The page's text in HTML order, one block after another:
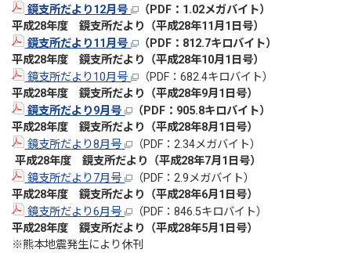
鏡支所だより12月号
（PDF：1.02メガバイト）
平成28年度 鏡支所だより（平成28年11月1日号）
鏡支所だより11月号
（PDF：812.7キロバイト）
平成28年度 鏡支所だより（平成28年10月1日号）
鏡支所だより10月号
（PDF：682.4キロバイト）
平成28年度 鏡支所だより（平成28年9月1日号）
鏡支所だより9月号
（PDF：905.8キロバイト）
平成28年度 鏡支所だより（平成28年8月1日号）
鏡支所だより8月号
（PDF：2.34メガバイト）
平成28年度 鏡支所だより（平成28年7月1日号）
鏡支所だより7月号
（PDF：2.9メガバイト）
平成28年度 鏡支所だより（平成28年6月1日号）
鏡支所だより6月号
（PDF：846.5キロバイト）
平成28年度 鏡支所だより（平成28年5月1日号）
※熊本地震発生により休刊